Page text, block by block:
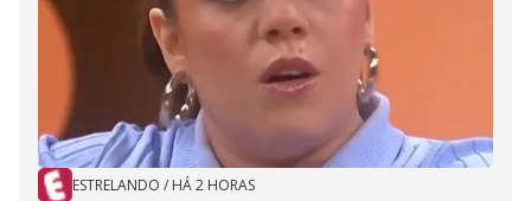
ESTRELANDO / HÁ 2 HORAS